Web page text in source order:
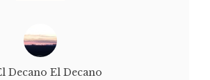
Decano El Decano